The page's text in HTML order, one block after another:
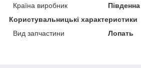
Країна виробник
Користувальницькі характеристики
Вид запчастини
Лопать